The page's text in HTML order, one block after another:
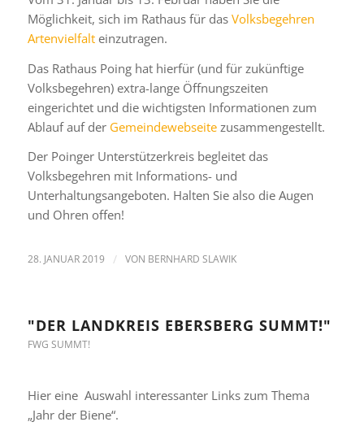
Möglichkeit, sich im Rathaus für das Volksbegehren
Artenvielfalteinzutragen.
Das Rathaus Poing hat hierfür (und für zukünftige
Volksbegehren) extra-lange Öffnungszeiten
eingerichtet und die wichtigsten Informationen zum
Ablauf auf der Gemeindewebseitezusammengestellt.
Der Poinger Unterstützerkreis begleitet das
Volksbegehren mit Informations- und
Unterhaltungsangeboten. Halten Sie also die Augen
und Ohren offen!
28. JANUAR 2019 / VON BERNHARD SLAWIK
"DER LANDKREIS EBERSBERG SUMMT!"
FWG SUMMT!
Hier eine Auswahl interessanter Links zum Thema
„Jahr der Biene“.